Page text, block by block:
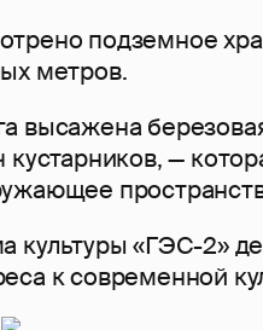
подземное
метров.
высажена
—
культуры «ГЭС-2»
к современной